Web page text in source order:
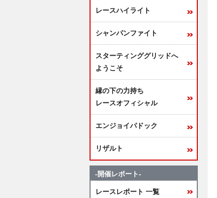
レースハイライト
シャンパンファイト
スターティンググリッドへ
ようこそ
縁の下の力持ち
レースオフィシャル
エンジョイパドック
リザルト
-開催レポート-
レースレポート 一覧